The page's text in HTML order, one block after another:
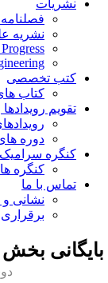
نشریات
نشریه
Progress
کتب تخصصی
کتاب
تقویم
دوره
کنگره سرامیک
کنگره
تماس با ما
نشانی و
برقراری
بخش
دوشنبه